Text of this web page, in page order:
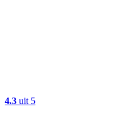
4.3 uit 5